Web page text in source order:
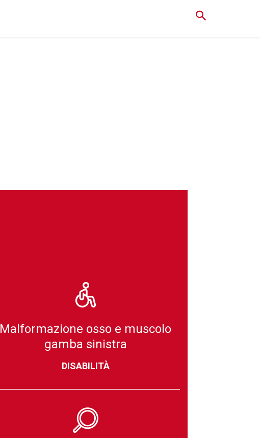
Malformazione osso e muscolo
gamba sinistra
DISABILITÀ